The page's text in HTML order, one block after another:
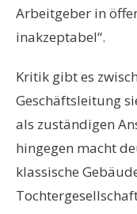
Arbeitgeber in
inakzeptabel“.
Kritik gibt es
Geschäftsleitung
als zuständigen
hingegen macht
klassische